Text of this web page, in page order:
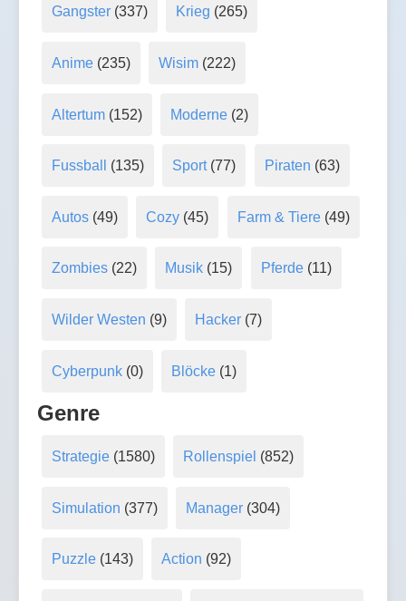
Gangster(337) Krieg (265)
Anime(235) Wisim (222)
Altertum(152) Moderne (2)
Fussball (135) Sport(77) Piraten (63)
Autos(49) Cozy (45) Farm & Tiere(49)
Zombies(22) Musik (15) Pferde(11)
Wilder Westen (9) Hacker (7)
Cyberpunk(0) Blöcke (1)
Genre
Strategie(1580) Rollenspiel (852)
Simulation (377) Manager (304)
Puzzle(143) Action (92)